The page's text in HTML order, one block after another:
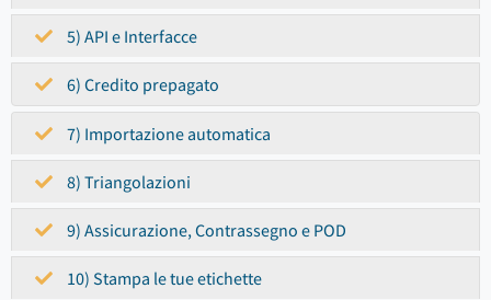
5) API e Interfacce
6) Credito prepagato
7) Importazione automatica
8) Triangolazioni
9) Assicurazione, Contrassegno e POD
10) Stampa le tue etichette